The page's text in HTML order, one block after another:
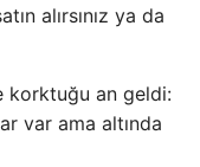
alırsınız ya da
korktuğu an geldi:
var ama altında